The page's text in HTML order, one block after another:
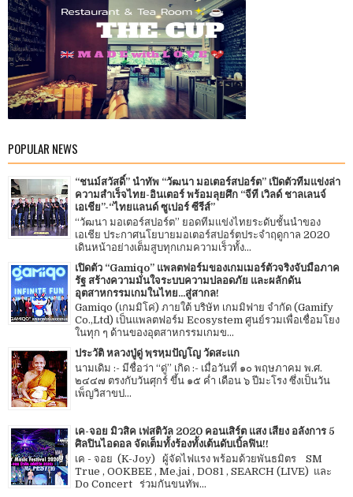
POPULAR NEWS
“ชนม์สวัสดิ์” นำทัพ “วัฒนา มอเตอร์สปอร์ต” เปิดตัวทีมแข่งล่า
ความสำเร็จไทย-อินเตอร์ พร้อมลุยศึก “จีที เวิลด์ ชาลเลนจ์
เอเชีย”-“ไทยแลนด์ ซูเปอร์ ซีรีส์”
“วัฒนา มอเตอร์สปอร์ต” ยอดทีมแข่งไทยระดับชั้นนำของ
เอเชีย ประกาศนโยบายมอเตอร์สปอร์ตประจำฤดูกาล 2020
เดินหน้าอย่างเต็มสูบทุกเกมความเร็วทั้ง...
เปิดตัว “Gamiqo” แพลตฟอร์มของเกมเมอร์ตัวจริงจับมือภาค
รัฐ สร้างความมั่นใจระบบความปลอดภัย และผลักดัน
อุตสาหกรรมเกมในไทย...สู่สากล!
Gamiqo (เกมมิโค่) ภายใต้ บริษัท เกมมิฟาย จำกัด (Gamify
Co.,Ltd) เป็นแพลตฟอร์ม Ecosystem ศูนย์รวมเพื่อเชื่อมโยง
ในทุก ๆ ด้านของอุตสาหกรรมเกมข...
ประวัติ หลวงปู่ดู่ พฺรหฺมปัญโญ วัดสะแก
นามเดิม :- มีชื่อว่า “ดู่” เกิด :- เมื่อวันที่ ๑๐ พฤษภาคม พ.ศ.
๒๔๔๗ ตรงกับวันศุกร์ ขึ้น ๑๕ ค่ำ เดือน ๖ ปีมะโรง ซึ่งเป็นวัน
เพ็ญวิสาขป...
เค-จอย มิวสิค เฟสติวัล 2020 คอนเสิร์ต แสง เสียง อลังการ 5
ศิลปินไอดอล จัดเต็มทั้งร้องทั้งเต้นดับเบิ้ลฟิน!!
เค - จอย (K-Joy) ผู้จัดไฟแรง พร้อมด้วยพันธมิตร SM
True , OOKBEE , Me.jai , DO81 , SEARCH (LIVE) และ
Do Concert ร่วมกันขนทัพ...